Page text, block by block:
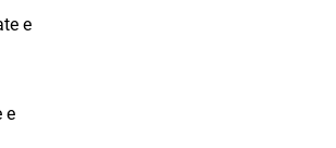
e
e